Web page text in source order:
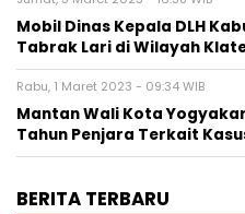
Mobil Dinas Kepala DLH
Tabrak Lari di Wilayah
Rabu, 1 Maret 2023 - 09:34 WIB
Mantan Wali Kota
Tahun Penjara Terkait
BERITA TERBARU